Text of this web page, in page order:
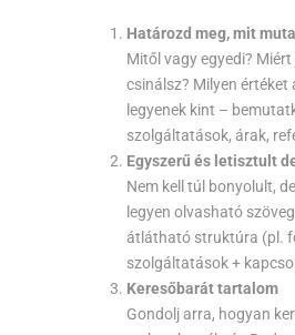
Határozd meg, mit
Mitől vagy egyedi? Miért
csinálsz? Milyen értéket
legyenek kint –
szolgáltatások, árak,
Egyszerű és letisztult
Nem kell túl bonyolult,
legyen olvasható
átlátható struktúra (pl.
szolgáltatások +
Keresőbarát tartalom
Gondolj arra, hogyan